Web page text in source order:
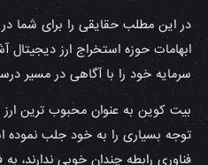
در این مطلب حقایقی را برای شما
ابهامات حوزه استخراج ارز دیجیتال
سرمایه خود را با آگاهی در مسیر
بیت کوین به عنوان محبوب ترین
توجه بسیاری را به خود جلب نموده
فناوری رابطه چندان خوبی ندارند،